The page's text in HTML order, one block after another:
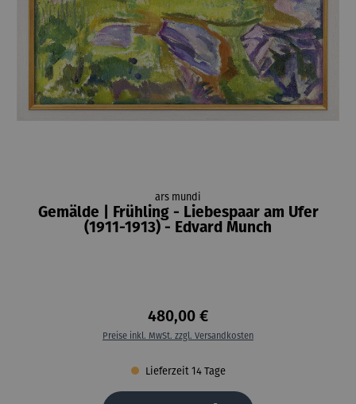
ars mundi
Gemälde | Frühling - Liebespaar am Ufer
(1911-1913) - Edvard Munch
480,00 €
Preise inkl. MwSt. zzgl. Versandkosten
Lieferzeit 14 Tage